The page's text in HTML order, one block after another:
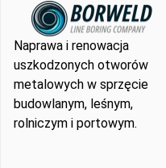
Naprawa i renowacja
uszkodzonych otworów
metalowych w sprzęcie
budowlanym, leśnym,
rolniczym i portowym.